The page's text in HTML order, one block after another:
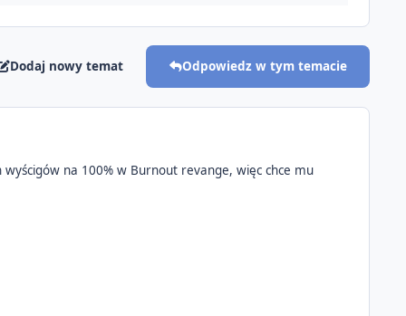
Dodaj nowy temat Odpowiedz w tym temacie
na 100% w Burnout revange, więc chce mu